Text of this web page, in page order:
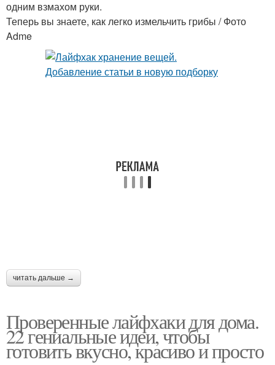
одним взмахом руки.
Теперь вы знаете, как легко измельчить грибы / Фото
Adme
читать дальше →
Проверенные лайфхаки для дома.
22 гениальные идеи, чтобы
готовить вкусно, красиво и просто